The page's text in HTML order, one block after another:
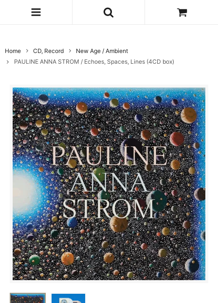
Home CD, Record
New Age / Ambient
PAULINE ANNA STROM / Echoes, Spaces, Lines (4CD box)